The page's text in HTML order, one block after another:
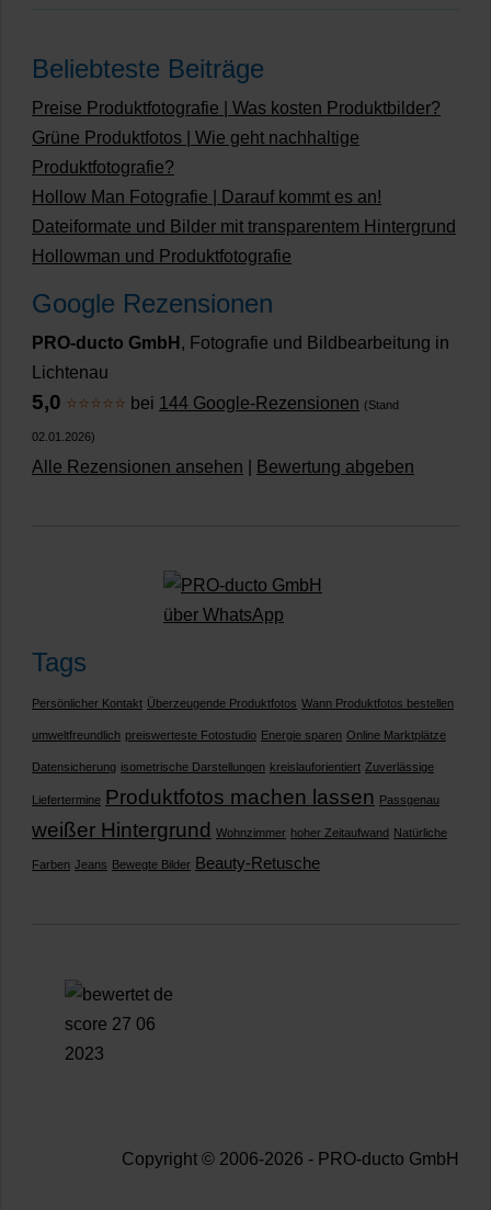
Beliebteste Beiträge
Preise Produktfotografie | Was kosten Produktbilder?
Grüne Produktfotos | Wie geht nachhaltige
Produktfotografie?
Hollow Man Fotografie | Darauf kommt es an!
Dateiformate und Bilder mit transparentem Hintergrund
Hollowman und Produktfotografie
Google Rezensionen
PRO-ducto GmbH , Fotografie und Bildbearbeitung in
Lichtenau
5,0 ⭐⭐⭐⭐⭐ bei 144 Google-Rezensionen (Stand
02.01.2026)
Alle Rezensionen ansehen Bewertung abgeben
Tags
Persönlicher Kontakt Überzeugende Produktfotos Wann Produktfotos bestellen
umweltfreundlich preiswerteste Fotostudio Energie sparen Online Marktplätze
Datensicherung isometrische Darstellungen kreislauforientiert Zuverlässige
Liefertermine Produktfotos machen lassen Passgenau
weißer Hintergrund Wohnzimmer hoher Zeitaufwand Natürliche
Farben Jeans Bewegte Bilder Beauty-Retusche
Copyright © 2006-2026 - PRO-ducto GmbH